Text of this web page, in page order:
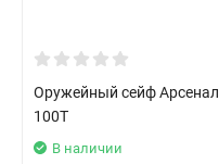
Оружейный сейф Арсенал
100Т
В наличии